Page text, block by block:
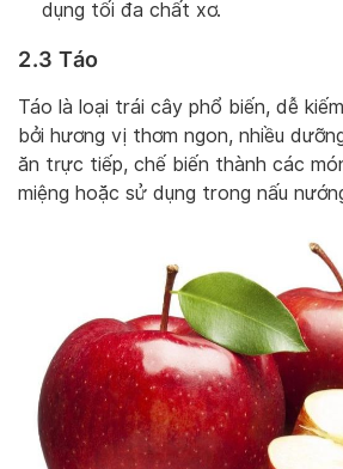
dụng tối đa chất xơ.
2.3 Táo
Táo là loại trái cây phổ biến, dễ
bởi hương vị thơm ngon, nhiều
ăn trực tiếp, chế biến thành các
miệng hoặc sử dụng trong nấu